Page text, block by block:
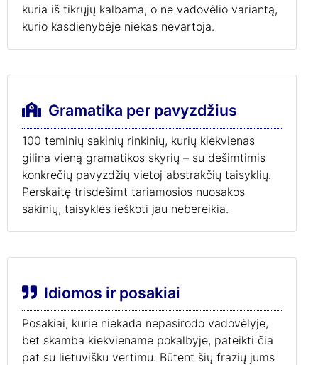
kuria iš tikrųjų kalbama, o ne vadovėlio variantą,
kurio kasdienybėje niekas nevartoja.
Gramatika per pavyzdžius
100 teminių sakinių rinkinių, kurių kiekvienas
gilina vieną gramatikos skyrių – su dešimtimis
konkrečių pavyzdžių vietoj abstrakčių taisyklių.
Perskaitę trisdešimt tariamosios nuosakos
sakinių, taisyklės ieškoti jau nebereikia.
Idiomos ir posakiai
Posakiai, kurie niekada nepasirodo vadovėlyje,
bet skamba kiekviename pokalbyje, pateikti čia
pat su lietuvišku vertimu. Būtent šių frazių jums